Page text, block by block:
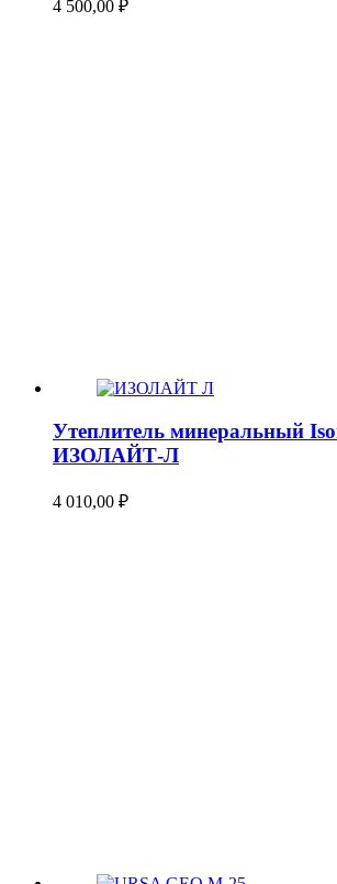
4 500,00 ₽
Утеплитель минеральный
ИЗОЛАЙТ-Л
4 010,00 ₽